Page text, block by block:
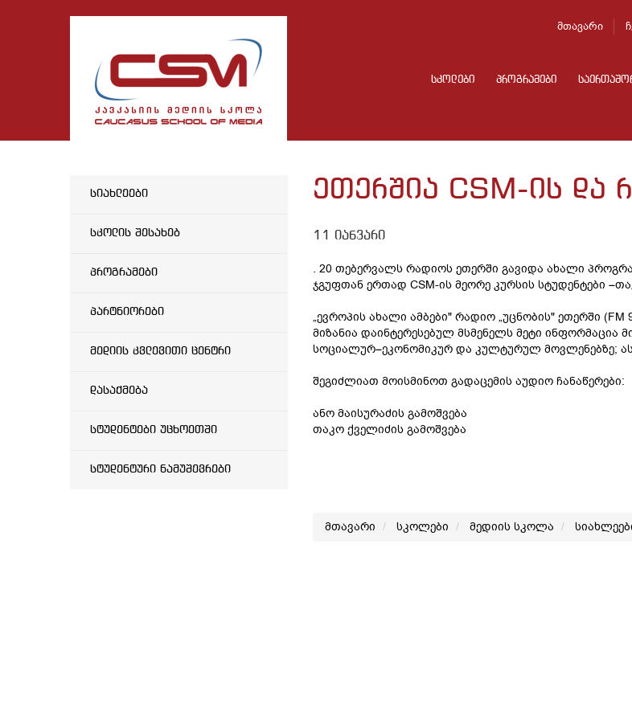
მთავარი
სკოლები პროგრამები
სიახლეები
სკოლის შესახებ
პროგრამები
პარტნიორები
მედიის კვლევითი ცენტრი
დასაქმება
სტუდენტები უცხოეთში
სტუდენტური ნამუშევრები
ეთერშია CSM-ის და
11 იანვარი
. 20 თებერვალს რადიოს ეთერში გავიდა ახალი
ჯგუფთან ერთად CSM-ის მეორე კურსის სტუდენტები
„ევროპის ახალი ამბები" რადიო „უცნობის" ეთერში (FM
მიზანია დაინტერესებულ მსმენელს მეტი ინფორმაცია
სოციალურ–ეკონომიკურ და კულტურულ მოვლენებზე;
შეგიძლიათ მოისმინოთ გადაცემის აუდიო ჩანაწერები:
ანო მაისურაძის გამოშვება
თაკო ქველიძის გამოშვება
მთავარი სკოლები მედიის სკოლა